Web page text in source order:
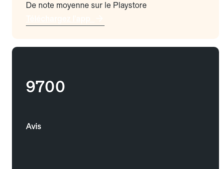
De note moyenne sur le Playstore
9700
Avis